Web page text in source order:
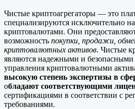
Чистые криптоагрегаторы — это
специализируются исключительно
криптовалютами. Они
возможность покупки, продажи,
криптовалютных активов. Чистые
являются надежными и безопасными
управления криптовалютными
высокую степень экспертизы в
обладают соответствующими
сертификациями в соответствии с
требованиями.